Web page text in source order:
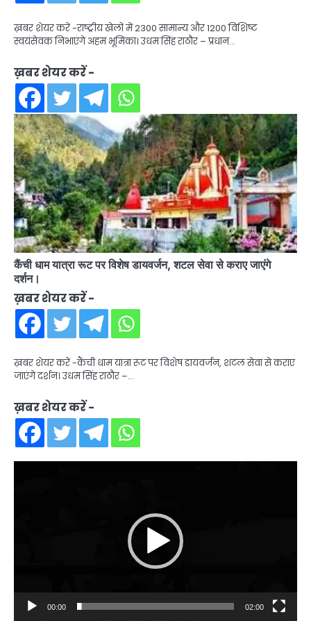
ख़बर शेयर करें -राष्ट्रीय खेलों में 2300 सामान्य और 1200 विशिष्ट
स्वयंसेवक निभाएंगे अहम भूमिका। उधम सिंह राठौर – प्रधान…
ख़बर शेयर करें -
कैंची धाम यात्रा रूट पर विशेष डायवर्जन, शटल सेवा से कराए जाएंगे
दर्शन।
ख़बर शेयर करें -
ख़बर शेयर करें -कैंची धाम यात्रा रूट पर विशेष डायवर्जन, शटल सेवा से कराए
जाएंगे दर्शन। उधम सिंह राठौर –…
ख़बर शेयर करें -
00:00 02:00